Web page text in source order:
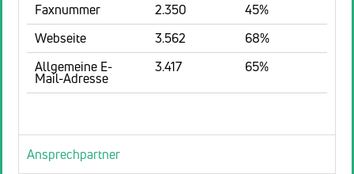
Faxnummer 2.350
45%
Webseite
3.562
68%
Allgemeine E-
Mail-Adresse
3.417 65%
Ansprechpartner